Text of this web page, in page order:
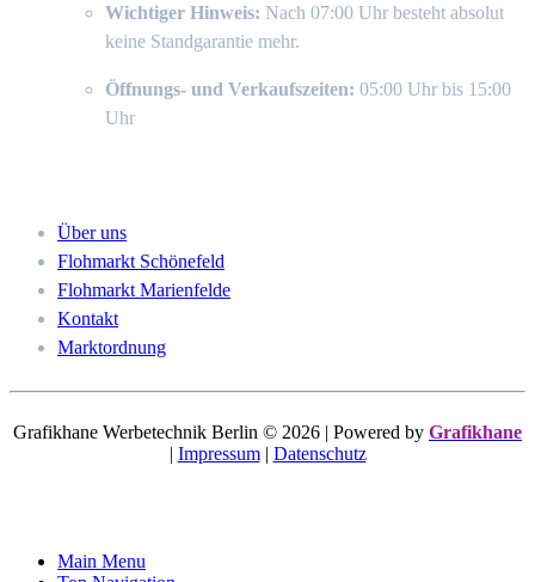
Wichtiger Hinweis: Nach 07:00 Uhr besteht absolut
keine Standgarantie mehr.
Öffnungs- und Verkaufszeiten: 05:00 Uhr bis 15:00
Uhr
Über uns
Flohmarkt Schönefeld
Flohmarkt Marienfelde
Kontakt
Marktordnung
Grafikhane Werbetechnik Berlin © 2026 | Powered by Grafikhane
| Impressum| Datenschutz
Main Menu